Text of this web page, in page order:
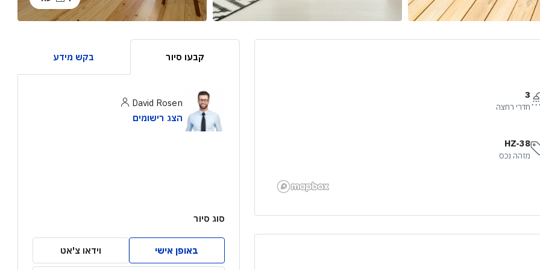
3
חדרי רחצה
HZ-38
מזהה נכס
קבעו סיור בקש מידע
David Rosen
הצג רישומים
סוג סיור
באופן אישי וידאו צ'אט